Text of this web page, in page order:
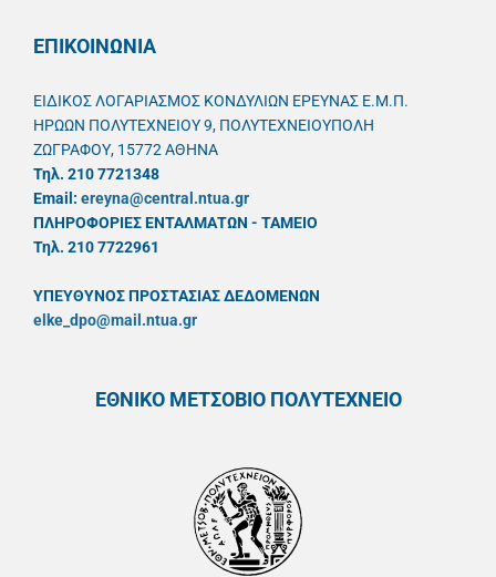
ΕΠΙΚΟΙΝΩΝΙΑ
ΕΙΔΙΚΟΣ ΛΟΓΑΡΙΑΣΜΟΣ ΚΟΝΔΥΛΙΩΝ ΕΡΕΥΝΑΣ Ε.Μ.Π.
ΗΡΩΩΝ ΠΟΛΥΤΕΧΝΕΙΟΥ 9, ΠΟΛΥΤΕΧΝΕΙΟΥΠΟΛΗ
ΖΩΓΡΑΦΟΥ, 15772 ΑΘΗΝΑ
Τηλ. 210 7721348
Email: ereyna@central.ntua.gr
ΠΛΗΡΟΦΟΡΙΕΣ ΕΝΤΑΛΜΑΤΩΝ - ΤΑΜΕΙΟ
Τηλ. 210 7722961
ΥΠΕΥΘYΝΟΣ ΠΡΟΣΤΑΣΙΑΣ ΔΕΔΟΜΕΝΩΝ
elke_dpo@mail.ntua.gr
ΕΘΝΙΚΟ ΜΕΤΣΟΒΙΟ ΠΟΛΥΤΕΧΝΕΙΟ